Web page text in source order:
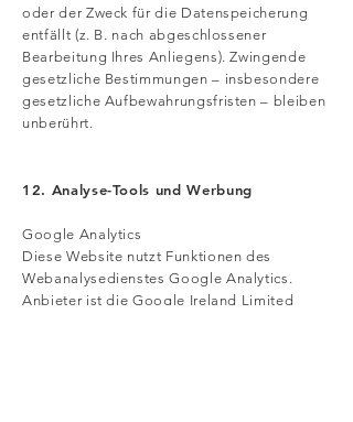
oder der Zweck für die Datenspeicherung
entfällt (z. B. nach abgeschlossener
Bearbeitung Ihres Anliegens). Zwingende
gesetzliche Bestimmungen – insbesondere
gesetzliche Aufbewahrungsfristen – bleiben
unberührt.
12. Analyse-Tools und Werbung
Google Analytics
Diese Website nutzt Funktionen des
Webanalysedienstes Google Analytics.
Anbieter ist die Google Ireland Limited